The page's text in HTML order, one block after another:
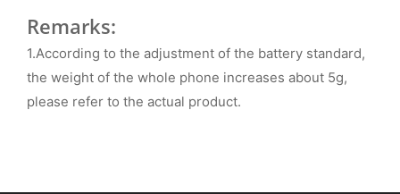
Remarks:
1.According to the adjustment of the battery standard,
the weight of the whole phone increases about 5g,
please refer to the actual product.